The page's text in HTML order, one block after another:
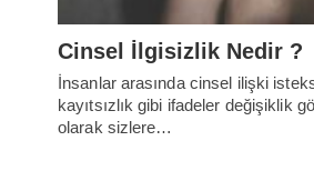
Cinsel İlgisizlik Nedir ?
İnsanlar arasında cinsel ilişki
kayıtsızlık gibi ifadeler değişiklik
olarak sizlere…